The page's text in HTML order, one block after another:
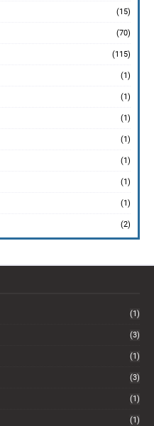
(15)
(70)
(115)
(1)
(1)
(1)
(1)
(1)
(1)
(1)
(2)
(1)
(3)
(1)
(3)
(1)
(1)